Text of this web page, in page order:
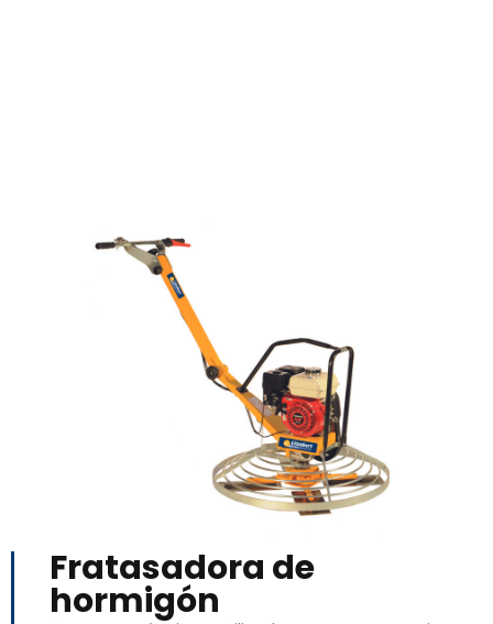
Fratasadora de
hormigón